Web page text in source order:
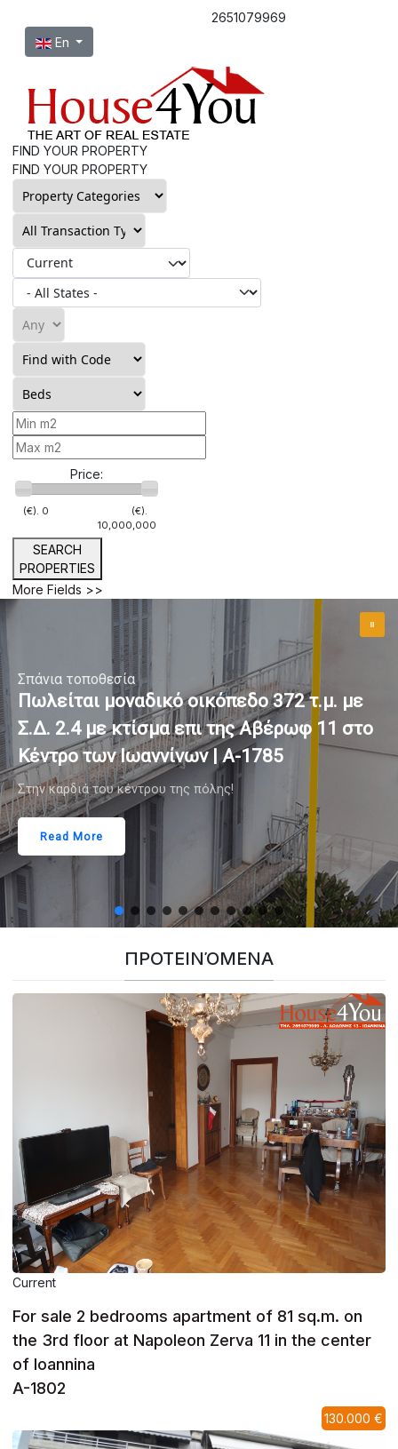
2651079969
Select your language
En
FIND YOUR PROPERTY
FIND YOUR PROPERTY
Price:
(€). 0
(€).
10,000,000
SEARCH
PROPERTIES
More Fields >>
Σπάνια τοποθεσία
Πωλείται μοναδικό οικόπεδο 372 τ.μ. με
Σ.Δ. 2.4 με κτίσμα επι της Αβέρωφ 11 στο
Κέντρο των Ιωαννίνων | A-1785
Στην καρδιά του κέντρου της πόλης!
Read More
ΠΡΟΤΕΙΝΌΜΕΝΑ
Current
For sale 2 bedrooms apartment of 81 sq.m. on
the 3rd floor at Napoleon Zerva 11 in the center
of Ioannina
A-1802
130.000 €